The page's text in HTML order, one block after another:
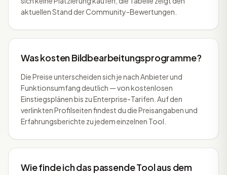
aktuellen Stand der Community-Bewertungen.
Was kosten Bildbearbeitungsprogramme?
Die Preise unterscheiden sich je nach Anbieter und
Funktionsumfang deutlich — von kostenlosen
Einstiegsplänen bis zu Enterprise-Tarifen. Auf den
verlinkten Profilseiten findest du die Preisangaben und
Erfahrungsberichte zu jedem einzelnen Tool.
Wie finde ich das passende Tool aus dem